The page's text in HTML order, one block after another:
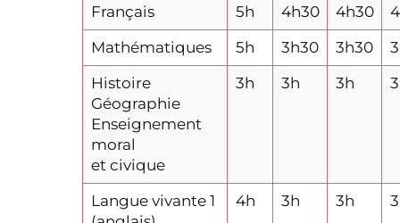
Français 5h 4h30 4h30
Mathématiques
5h 3h30 3h30
Histoire
Géographie
Enseignement
moral
et civique
3h 3h 3h
Langue vivante 1
4h 3h 3h